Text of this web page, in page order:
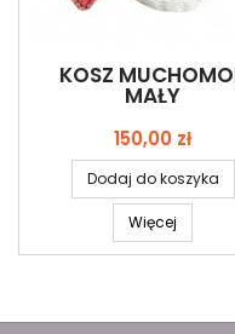
KOSZ
MAŁY
Cena
150,00 zł
Dodaj do koszyka
Więcej